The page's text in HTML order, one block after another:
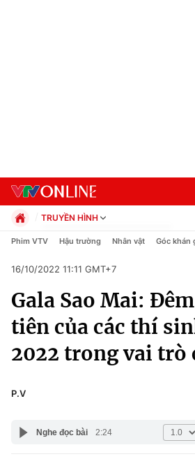
Chuyên mục
Chính trị
Xã hội
Pháp luật
Y tế
TRUYỀN HÌNH
Chính trị
Pháp luật
Kinh tế
Thể thao
Truyền hình
Văn hóa - Giải trí
Phim VTV Hậu trường Nhân vật Góc khán
16/10/2022 11:11 GMT+7
Gala Sao Mai:
tiên của các thí
2022 trong vai trò
P.V
Nghe đọc bài 2:24